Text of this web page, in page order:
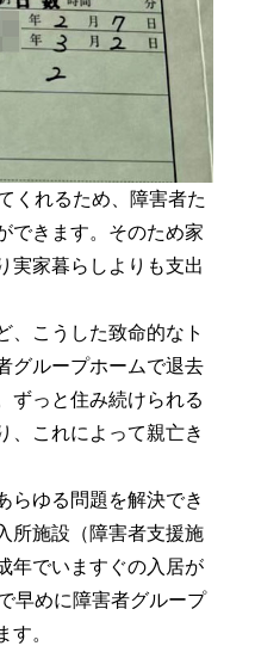
くれるため、障害者た
できます。そのため家
実家暮らしよりも支出
、こうした致命的なト
グループホームで退去
ずっと住み続けられる
、これによって親亡き
らゆる問題を解決でき
所施設（障害者支援施
年でいますぐの入居が
早めに障害者グループ
す。